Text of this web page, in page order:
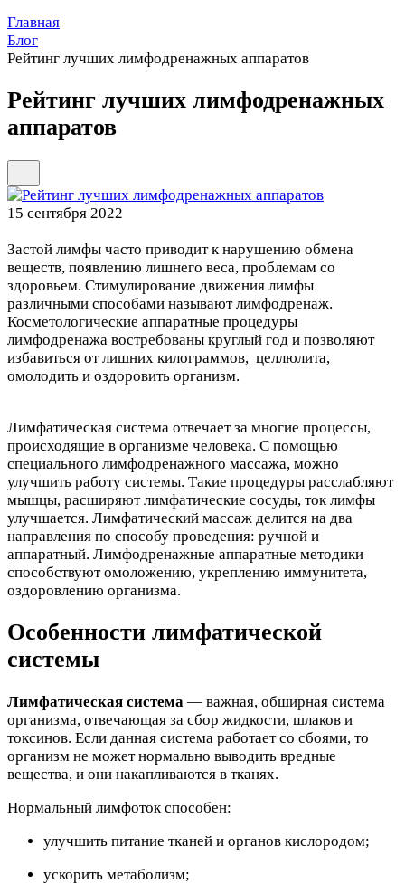
Главная
Блог
Рейтинг лучших лимфодренажных аппаратов
Рейтинг лучших лимфодренажных
аппаратов
15 сентября 2022
Застой лимфы часто приводит к нарушению обмена
веществ, появлению лишнего веса, проблемам со
здоровьем. Стимулирование движения лимфы
различными способами называют лимфодренаж.
Косметологические аппаратные процедуры
лимфодренажа востребованы круглый год и позволяют
избавиться от лишних килограммов, целлюлита,
омолодить и оздоровить организм.
Лимфатическая система отвечает за многие процессы,
происходящие в организме человека. С помощью
специального лимфодренажного массажа, можно
улучшить работу системы. Такие процедуры расслабляют
мышцы, расширяют лимфатические сосуды, ток лимфы
улучшается. Лимфатический массаж делится на два
направления по способу проведения: ручной и
аппаратный. Лимфодренажные аппаратные методики
способствуют омоложению, укреплению иммунитета,
оздоровлению организма.
Особенности лимфатической
системы
Лимфатическая система — важная, обширная система
организма, отвечающая за сбор жидкости, шлаков и
токсинов. Если данная система работает со сбоями, то
организм не может нормально выводить вредные
вещества, и они накапливаются в тканях.
Нормальный лимфоток способен:
улучшить питание тканей и органов кислородом;
ускорить метаболизм;